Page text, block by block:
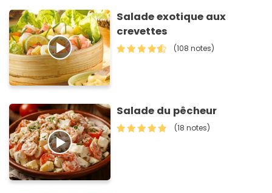
Salade exotique aux
crevettes
(108 notes)
Salade du pêcheur
(18 notes)